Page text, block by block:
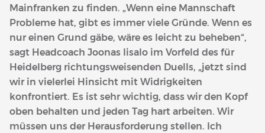
Mainfranken zu finden. „Wenn eine Mannschaft
Probleme hat, gibt es immer viele Gründe. Wenn es
nur einen Grund gäbe, wäre es leicht zu beheben“,
sagt Headcoach Joonas Iisalo im Vorfeld des für
Heidelberg richtungsweisenden Duells, „jetzt sind
wir in vielerlei Hinsicht mit Widrigkeiten
konfrontiert. Es ist sehr wichtig, dass wir den Kopf
oben behalten und jeden Tag hart arbeiten. Wir
müssen uns der Herausforderung stellen. Ich